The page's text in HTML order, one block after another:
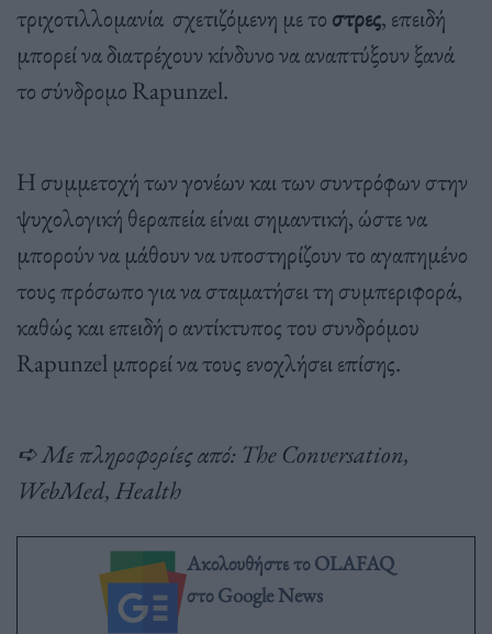
τριχοτιλλομανία σχετιζόμενη με το στρες, επειδή
μπορεί να διατρέχουν κίνδυνο να αναπτύξουν ξανά
το σύνδρομο Rapunzel.
Η συμμετοχή των γονέων και των συντρόφων στην
ψυχολογική θεραπεία είναι σημαντική, ώστε να
μπορούν να μάθουν να υποστηρίζουν το αγαπημένο
τους πρόσωπο για να σταματήσει τη συμπεριφορά,
καθώς και επειδή ο αντίκτυπος του συνδρόμου
Rapunzel μπορεί να τους ενοχλήσει επίσης.
➪ Με πληροφορίες από: The Conversation,
WebMed, Health
Ακολουθήστε το OLAFAQ
στο Google News